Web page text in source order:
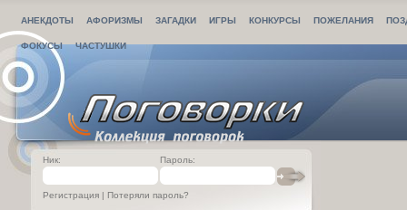
АНЕКДОТЫ АФОРИЗМЫ ЗАГАДКИ ИГРЫ КОНКУРСЫ ПОЖЕЛАНИЯ
ФОКУСЫ ЧАСТУШКИ
Ник: Пароль:
Регистрация | Потеряли пароль?